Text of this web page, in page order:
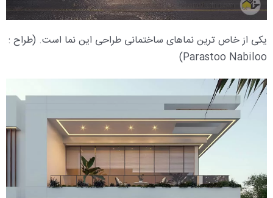
یکی از خاص ترین نماهای ساختمانی طراحی این نما است. (طراح :
Parastoo Nabiloo)